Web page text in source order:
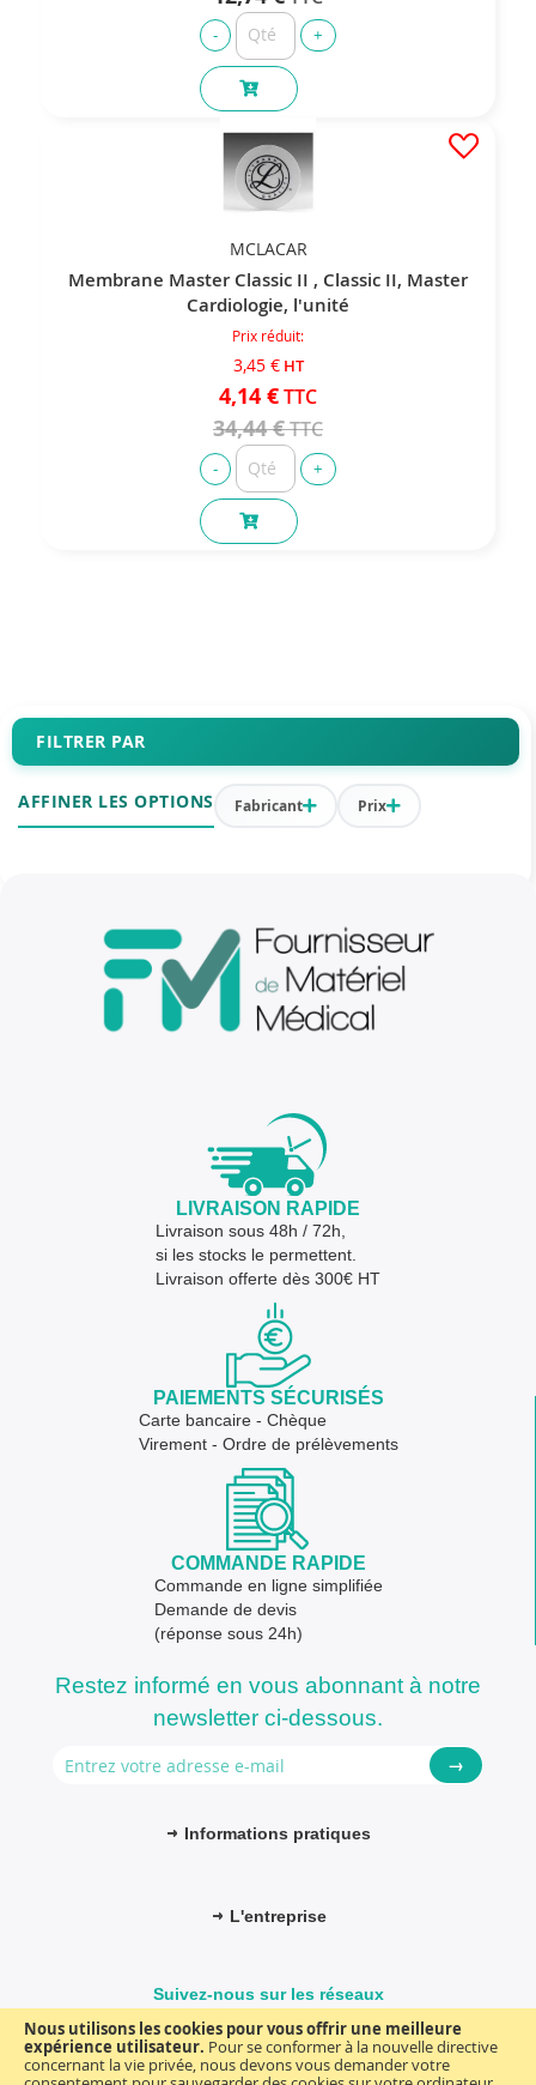
Nous utilisons les cookies pour vous offrir une meilleure
expérience utilisateur. Pour se conformer à la nouvelle directive
concernant la vie privée, nous devons vous demander votre
MCLACAR
Membrane Master Classic II , Classic II, Master
Cardiologie, l'unité
Prix réduit
3,45 €
4,14 €
34,44 €
FILTRER PAR
AFFINER LES OPTIONS Fabricant Prix
LIVRAISON RAPIDE
Livraison sous 48h / 72h,
si les stocks le permettent.
Livraison offerte dès 300€ HT
PAIEMENTS SÉCURISÉS
Carte bancaire - Chèque
Virement - Ordre de prélèvements
COMMANDE RAPIDE
Commande en ligne simplifiée
Demande de devis
(réponse sous 24h)
Restez informé en vous abonnant à notre
newsletter ci-dessous.
→
Informations pratiques
L'entreprise
Suivez-nous sur les réseaux